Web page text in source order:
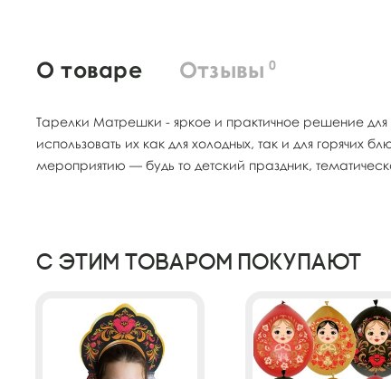
О товаре Отзывы 0
Тарелки Матрешки - яркое и практичное решение для
использовать их как для холодных, так и для
мероприятию — будь то детский праздник,
С этим товаром покупают